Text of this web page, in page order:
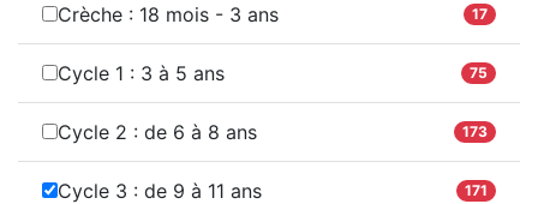
Crèche : 18 mois - 3 ans 17
Cycle 1 : 3 à 5 ans 75
Cycle 2 : de 6 à 8 ans 173
Cycle 3 : de 9 à 11 ans 171